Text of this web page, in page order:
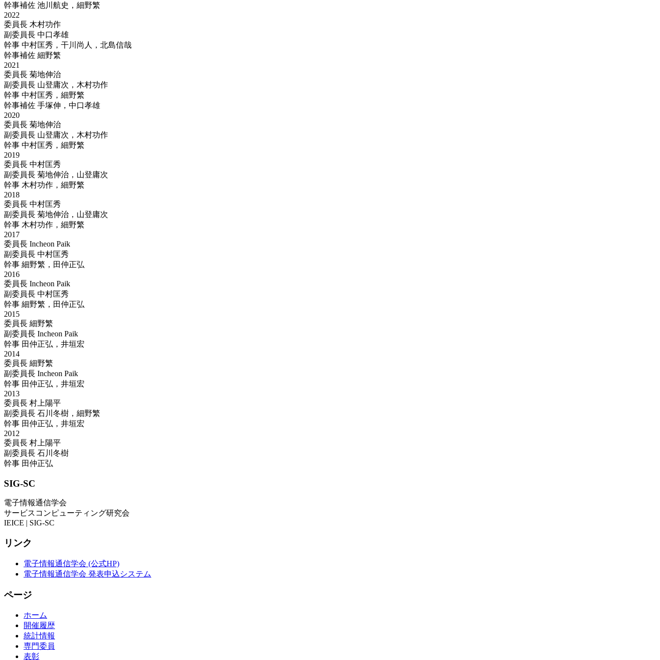
幹事補佐 池川航史，細野繁
2022
委員長 木村功作
副委員長 中口孝雄
幹事 中村匡秀，干川尚人，北島信哉
幹事補佐 細野繁
2021
委員長 菊地伸治
副委員長 山登庸次，木村功作
幹事 中村匡秀，細野繁
幹事補佐 手塚伸，中口孝雄
2020
委員長 菊地伸治
副委員長 山登庸次，木村功作
幹事 中村匡秀，細野繁
2019
委員長 中村匡秀
副委員長 菊地伸治，山登庸次
幹事 木村功作，細野繁
2018
委員長 中村匡秀
副委員長 菊地伸治，山登庸次
幹事 木村功作，細野繁
2017
委員長 Incheon Paik
副委員長 中村匡秀
幹事 細野繁，田仲正弘
2016
委員長 Incheon Paik
副委員長 中村匡秀
幹事 細野繁，田仲正弘
2015
委員長 細野繁
副委員長 Incheon Paik
幹事 田仲正弘，井垣宏
2014
委員長 細野繁
副委員長 Incheon Paik
幹事 田仲正弘，井垣宏
2013
委員長 村上陽平
副委員長 石川冬樹，細野繁
幹事 田仲正弘，井垣宏
2012
委員長 村上陽平
副委員長 石川冬樹
幹事 田仲正弘
SIG-SC
電子情報通信学会
サービスコンピューティング研究会
IEICE | SIG-SC
リンク
電子情報通信学会 (公式HP)
電子情報通信学会 発表申込システム
ページ
ホーム
開催履歴
統計情報
専門委員
表彰